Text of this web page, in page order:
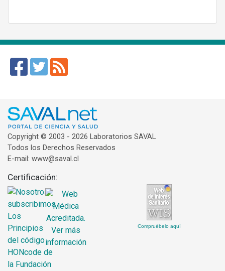
Copyright © 2003 - 2026 Laboratorios SAVAL
Todos los Derechos Reservados
E-mail: www@saval.cl
Certificación:
Compruébelo aquí